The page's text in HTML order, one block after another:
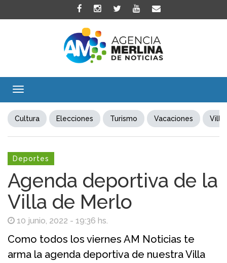
Toggle
Cultura Elecciones Turismo Vacaciones Villa
Deportes
Agenda deportiva de la
Villa de Merlo
10 junio, 2022 - 19:36 hs.
Como todos los viernes AM Noticias te
arma la agenda deportiva de nuestra Villa